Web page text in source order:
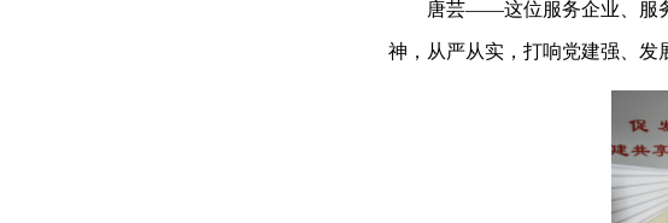
唐芸——这位服务企业、服务
神，从严从实，打响党建强、发